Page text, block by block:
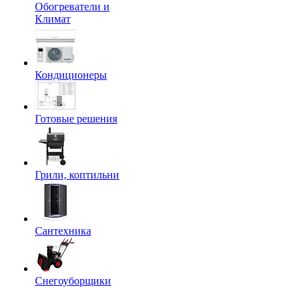
Обогреватели и
Климат
Кондиционеры
Готовые решения
Грили, коптильни
Сантехника
Снегоуборщики